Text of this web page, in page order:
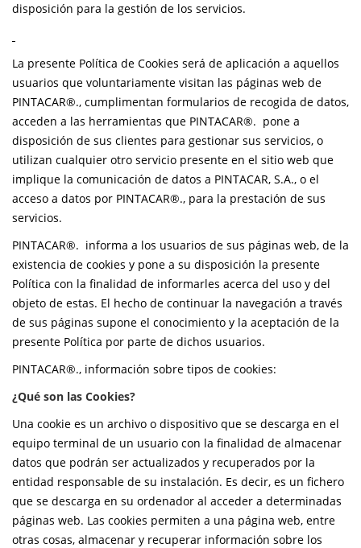
disposición para la gestión de los servicios.
La presente Política de Cookies será de aplicación a aquellos
usuarios que voluntariamente visitan las páginas web de
PINTACAR®., cumplimentan formularios de recogida de datos,
acceden a las herramientas que PINTACAR®. pone a
disposición de sus clientes para gestionar sus servicios, o
utilizan cualquier otro servicio presente en el sitio web que
implique la comunicación de datos a PINTACAR, S.A., o el
acceso a datos por PINTACAR®., para la prestación de sus
servicios.
PINTACAR®. informa a los usuarios de sus páginas web, de la
existencia de cookies y pone a su disposición la presente
Política con la finalidad de informarles acerca del uso y del
objeto de estas. El hecho de continuar la navegación a través
de sus páginas supone el conocimiento y la aceptación de la
presente Política por parte de dichos usuarios.
PINTACAR®., información sobre tipos de cookies:
¿Qué son las Cookies?
Una cookie es un archivo o dispositivo que se descarga en el
equipo terminal de un usuario con la finalidad de almacenar
datos que podrán ser actualizados y recuperados por la
entidad responsable de su instalación. Es decir, es un fichero
que se descarga en su ordenador al acceder a determinadas
páginas web. Las cookies permiten a una página web, entre
otras cosas, almacenar y recuperar información sobre los